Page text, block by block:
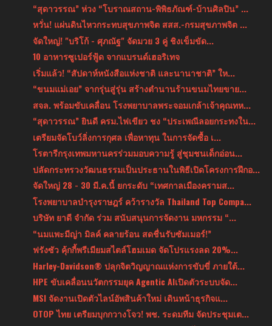
“สุดาวรรณ” ห่วง “โบราณสถาน-พิพิธภัณฑ์-บ้านศิลปิน” ...
หวั่น! แผ่นดินไหวกระทบสุขภาพจิต สสส.-กรมสุขภาพจิต ...
จัดใหญ่! "บริโก้ - ศุภณัฐ" จัดมวย 3 คู่ ชิงเข็มขัด...
10 อาหารซูเปอร์ฟู้ด จากแบรนด์เฮอริเทจ
เริ่มแล้ว! “สัปดาห์หนังสือแห่งชาติ และนานาชาติ” ให...
“ขนมแม่เอย” จากรุ่นสู่รุ่น สร้างตำนานร้านขนมไทยขาย...
สจล. พร้อมขับเคลื่อน โรงพยาบาลพระจอมเกล้าเจ้าคุณทห...
“สุดาวรรณ” ยินดี ครม.ไฟเขียว ชง “ประเพณีลอยกระทงใน...
เตรียมจัดโบว์ลิ่งการกุศล เพื่อหาทุน ในการจัดซื้อ เ...
โรตารีกรุงเทพมหานครร่วมมอบความรู้ สู่ชุมชนเด็กอ่อน...
ปลัดกระทรวงวัฒนธรรมเป็นประธานในพิธีเปิดโครงการฝึกอ...
จัดใหญ่ 28 - 30 มี.ค.นี้ ยกระดับ “เทศกาลเมืองครามส...
โรงพยาบาลบำรุงราษฎร์ คว้ารางวัล Thailand Top Compa...
บริษัท ยาดี จํากัด ร่วม สนับสนุนการจัดงาน มหกรรม “...
“นมแพะมีญ่า มิลค์ คลายร้อน สดชื่นรับซัมเมอร์!”
ฟรังซัว คุ้กกี้พรีเมียมสไตล์โฮมเมด จัดโปรแรงลด 20%...
Harley-Davidson® ปลุกจิตวิญญาณแห่งการขับขี่ ภายใต้...
HPE ขับเคลื่อนนวัตกรรมยุค Agentic AIเปิดตัวระบบจัด...
MSI จัดงานเปิดตัวไลน์อัพสินค้าใหม่ เดินหน้าธุรกิจแ...
OTOP ไทย เตรียมบุกกวางโจว! พช. ระดมทีม จัดประชุมเต...